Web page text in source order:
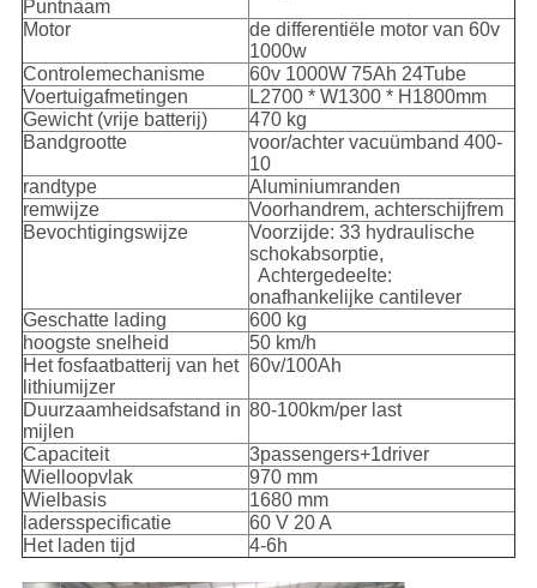
Puntnaam
Motor
de differentiële motor van 60v
1000w
Controlemechanisme
60v 1000W 75Ah 24Tube
Voertuigafmetingen
L2700 * W1300 * H1800mm
Gewicht (vrije batterij)
470 kg
Bandgrootte
voor/achter vacuümband 400-
10
randtype
Aluminiumranden
remwijze
Voorhandrem, achterschijfrem
Bevochtigingswijze
Voorzijde: 33 hydraulische
schokabsorptie,
Achtergedeelte:
onafhankelijke cantilever
Geschatte lading
600 kg
hoogste snelheid
50 km/h
Het fosfaatbatterij van het
lithiumijzer
60v/100Ah
Duurzaamheidsafstand in
mijlen
80-100km/per last
Capaciteit
3passengers+1driver
Wielloopvlak
970 mm
Wielbasis
1680 mm
ladersspecificatie
60 V 20 A
Het laden tijd
4-6h